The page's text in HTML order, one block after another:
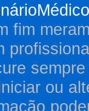
fim
ou